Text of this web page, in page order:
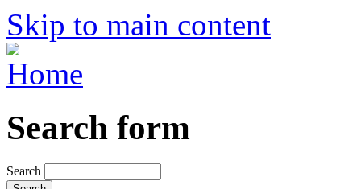
Skip to main content
Search form
Search